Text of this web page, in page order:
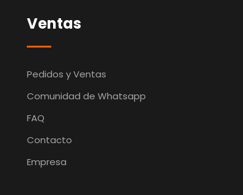
Ventas
Pedidos y Ventas
Comunidad de Whatsapp
FAQ
Contacto
Empresa